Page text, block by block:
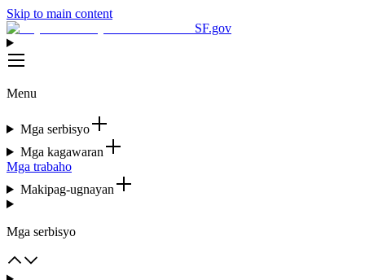
Skip to main content
SF.gov
Menu
Mga serbisyo
Mga kagawaran
Mga trabaho
Makipag-ugnayan
Mga serbisyo